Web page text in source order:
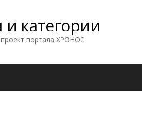
и категории
портала ХРОНОС